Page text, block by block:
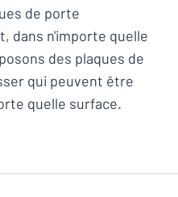
de porte
dans n'importe quelle
des plaques de
qui peuvent être
quelle surface.